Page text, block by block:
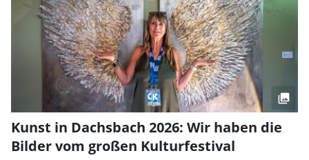
Kunst in Dachsbach 2026: Wir haben die
Bilder vom großen Kulturfestival